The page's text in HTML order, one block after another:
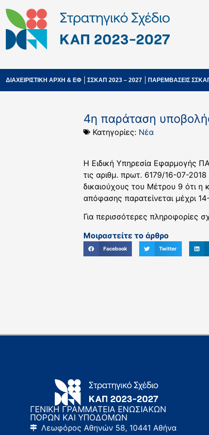
ΔΙΑΧΕΙΡΙΣΤΙΚΗ ΑΡΧΗ & ΕΦ ΣΣΚΑΠ 2023 – 2027 ΠΑΡΕΜΒΑΣΕΙΣ
4η παράταση
Κατηγορίες: Νέα
Η Ειδική Υπηρεσία Εφαρμογής
τις αριθμ. πρωτ. 6179/16-07-
δικαιούχους του Μέτρου 9 ότι
απόφασης παρατείνεται μέχρι
Για περισσότερες πληροφορίες
Μοιραστείτε το άρθρο
Facebook Twitter
ΓΕΝΙΚΗ ΓΡΑΜΜΑΤΕΙΑ ΕΝΩΣΙΑΚΩΝ
ΠΟΡΩΝ ΚΑΙ ΥΠΟΔΟΜΩΝ
Λεωφόρος Αθηνών 58, 10441 Αθήνα